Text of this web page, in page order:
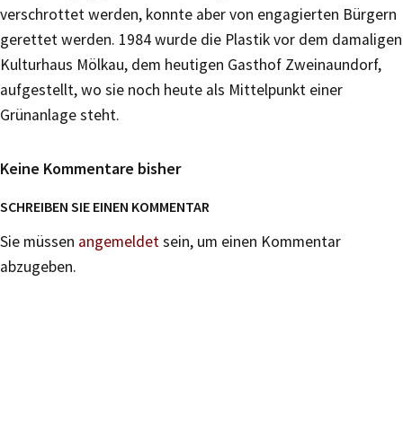
verschrottet werden, konnte aber von engagierten Bürgern
gerettet werden. 1984 wurde die Plastik vor dem damaligen
Kulturhaus Mölkau, dem heutigen Gasthof Zweinaundorf,
aufgestellt, wo sie noch heute als Mittelpunkt einer
Grünanlage steht.
Keine Kommentare bisher
SCHREIBEN SIE EINEN KOMMENTAR
Sie müssen angemeldetsein, um einen Kommentar
abzugeben.